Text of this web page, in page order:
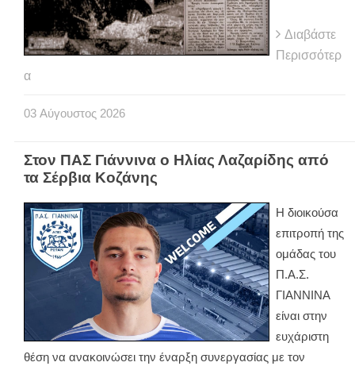
Διαβάστε
Περισσότερ
α
03 Αύγουστος 2026
Στον ΠΑΣ Γιάννινα ο Ηλίας Λαζαρίδης από
τα Σέρβια Κοζάνης
Η διοικούσα
επιτροπή της
ομάδας του
Π.Α.Σ.
ΓΙΑΝΝΙΝΑ
είναι στην
ευχάριστη
θέση να ανακοινώσει την έναρξη συνεργασίας με τον